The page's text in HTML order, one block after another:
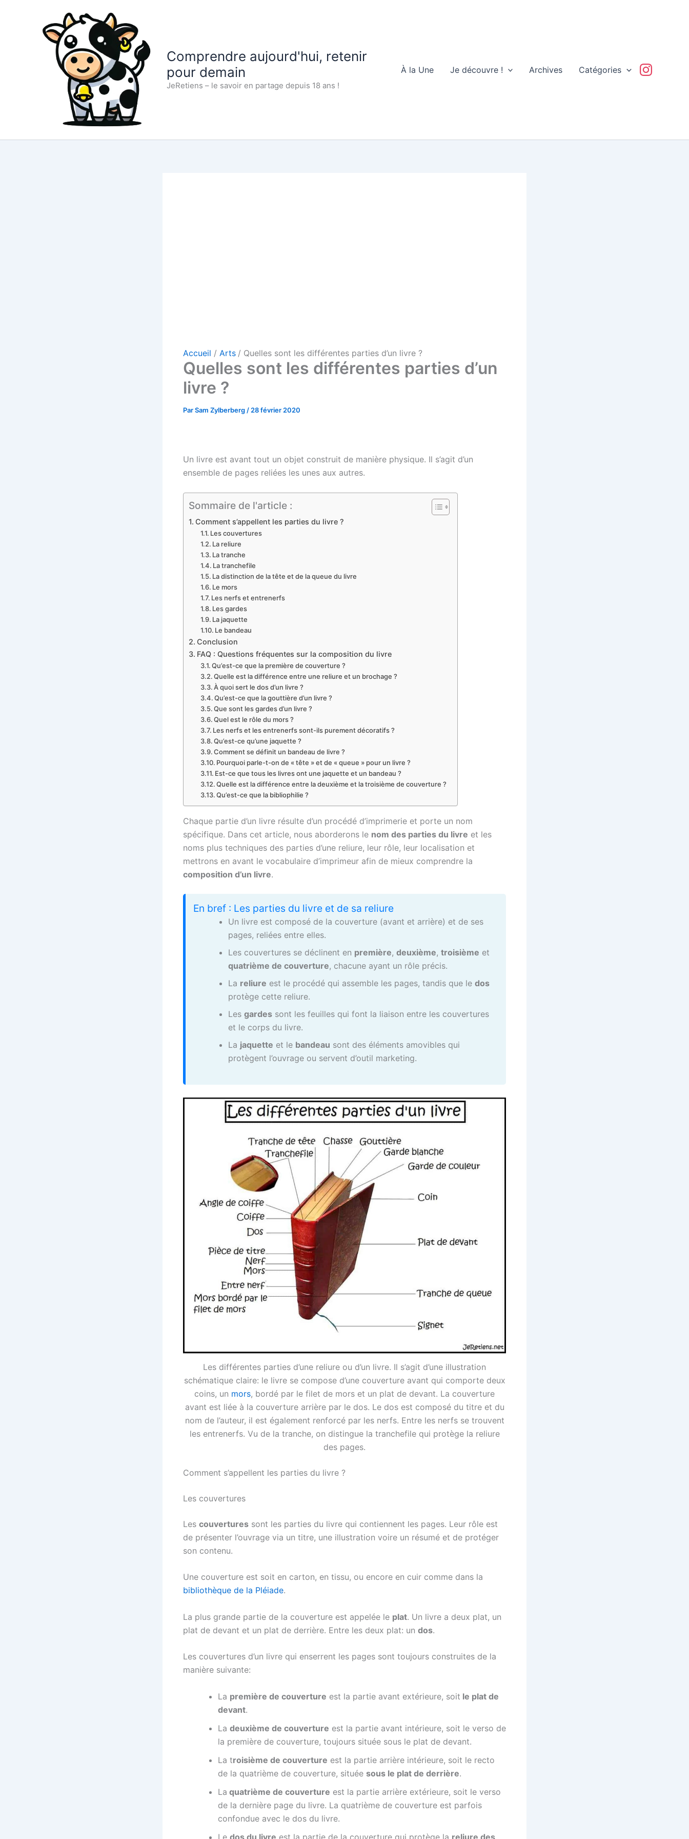
Comprendre aujourd'hui, retenir
pour demain
JeRetiens – le savoir en partage depuis 18 ans !
À la Une Je découvre ! Archives Catégories
Accueil Arts Quelles sont les différentes parties d’un livre ?
Quelles sont les différentes parties d’un
livre ?
ParSam Zylberberg / 28 février 2020
Un livre est avant tout un objet construit de manière physique. Il s’agit d’un
ensemble de pages reliées les unes aux autres.
Sommaire de l'article :
Comment s’appellent les parties du livre ?
Les couvertures
La reliure
La tranche
La tranchefile
La distinction de la tête et de la queue du livre
Le mors
Les nerfs et entrenerfs
Les gardes
La jaquette
Le bandeau
Conclusion
FAQ : Questions fréquentes sur la composition du livre
Qu’est-ce que la première de couverture ?
Quelle est la différence entre une reliure et un brochage ?
À quoi sert le dos d’un livre ?
Qu’est-ce que la gouttière d’un livre ?
Que sont les gardes d’un livre ?
Quel est le rôle du mors ?
Les nerfs et les entrenerfs sont-ils purement décoratifs ?
Qu’est-ce qu’une jaquette ?
Comment se définit un bandeau de livre ?
Pourquoi parle-t-on de « tête » et de « queue » pour un livre ?
Est-ce que tous les livres ont une jaquette et un bandeau ?
Quelle est la différence entre la deuxième et la troisième de couverture ?
Qu’est-ce que la bibliophilie ?
Chaque partie d’un livre résulte d’un procédé d’imprimerie et porte un nom
spécifique. Dans cet article, nous aborderons le nom des parties du livre et les
noms plus techniques des parties d’une reliure, leur rôle, leur localisation et
mettrons en avant le vocabulaire d’imprimeur afin de mieux comprendre la
composition d’un livre.
En bref : Les parties du livre et de sa reliure
Un livre est composé de la couverture (avant et arrière) et de ses
pages, reliées entre elles.
Les couvertures se déclinent en première, deuxième, troisième et
quatrième de couverture, chacune ayant un rôle précis.
La reliure est le procédé qui assemble les pages, tandis que le dos
protège cette reliure.
Les gardes sont les feuilles qui font la liaison entre les couvertures
et le corps du livre.
La jaquette et le bandeau sont des éléments amovibles qui
protègent l’ouvrage ou servent d’outil marketing.
Les différentes parties d’une reliure ou d’un livre. Il s’agit d’une illustration
schématique claire: le livre se compose d’une couverture avant qui comporte deux
coins, un mors, bordé par le filet de mors et un plat de devant. La couverture
avant est liée à la couverture arrière par le dos. Le dos est composé du titre et du
nom de l’auteur, il est également renforcé par les nerfs. Entre les nerfs se trouvent
les entrenerfs. Vu de la tranche, on distingue la tranchefile qui protège la reliure
des pages.
Comment s’appellent les parties du livre ?
Les couvertures
Les couvertures sont les parties du livre qui contiennent les pages. Leur rôle est
de présenter l’ouvrage via un titre, une illustration voire un résumé et de protéger
son contenu.
Une couverture est soit en carton, en tissu, ou encore en cuir comme dans la
bibliothèque de la Pléiade.
La plus grande partie de la couverture est appelée le plat. Un livre a deux plat, un
plat de devant et un plat de derrière. Entre les deux plat: un dos.
Les couvertures d’un livre qui enserrent les pages sont toujours construites de la
manière suivante:
La première de couverture est la partie avant extérieure, soit le plat de
devant.
La deuxième de couverture est la partie avant intérieure, soit le verso de
la première de couverture, toujours située sous le plat de devant.
La troisième de couverture est la partie arrière intérieure, soit le recto
de la quatrième de couverture, située sous le plat de derrière.
La quatrième de couverture est la partie arrière extérieure, soit le verso
de la dernière page du livre. La quatrième de couverture est parfois
confondue avec le dos du livre.
Le dos du livre est la partie de la couverture qui protège la reliure des